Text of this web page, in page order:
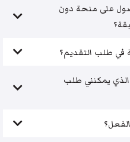
على منحة دون
في طلب التقديم؟
الذي يمكنني طلب